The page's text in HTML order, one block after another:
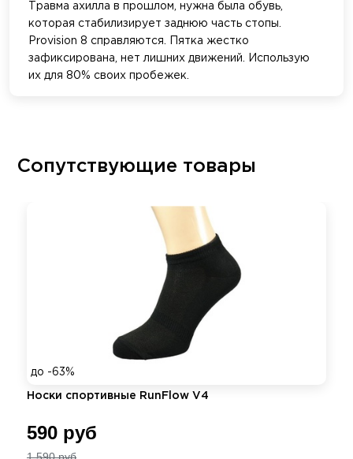
Травма ахилла в прошлом, нужна была обувь,
которая стабилизирует заднюю часть стопы.
Provision 8 справляются. Пятка жестко
зафиксирована, нет лишних движений. Использую
их для 80% своих пробежек.
Сопутствующие товары
до -63%
Носки спортивные RunFlow V4
590 руб